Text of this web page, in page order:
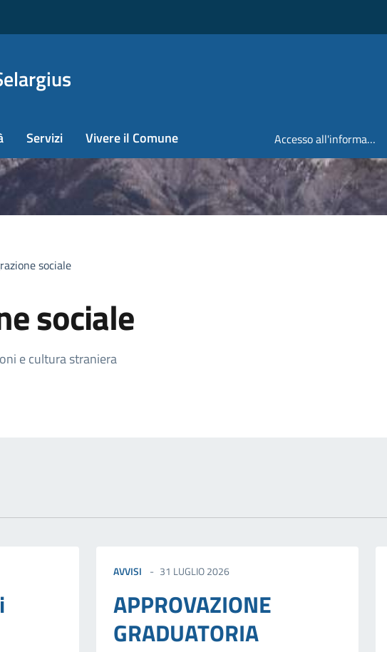
Servizi Vivere il Comune Accesso all'informazione
sociale
sociale
notizia
e cultura straniera
AVVISI 31 LUGLIO 2026
APPROVAZIONE
GRADUATORIA